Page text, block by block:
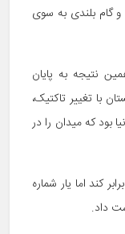
و گام بلندی به سوی
نتیجه به پایان
با تغییر تاکتیک،
بود که میدان را در
برابر کند اما یار شماره
داد.